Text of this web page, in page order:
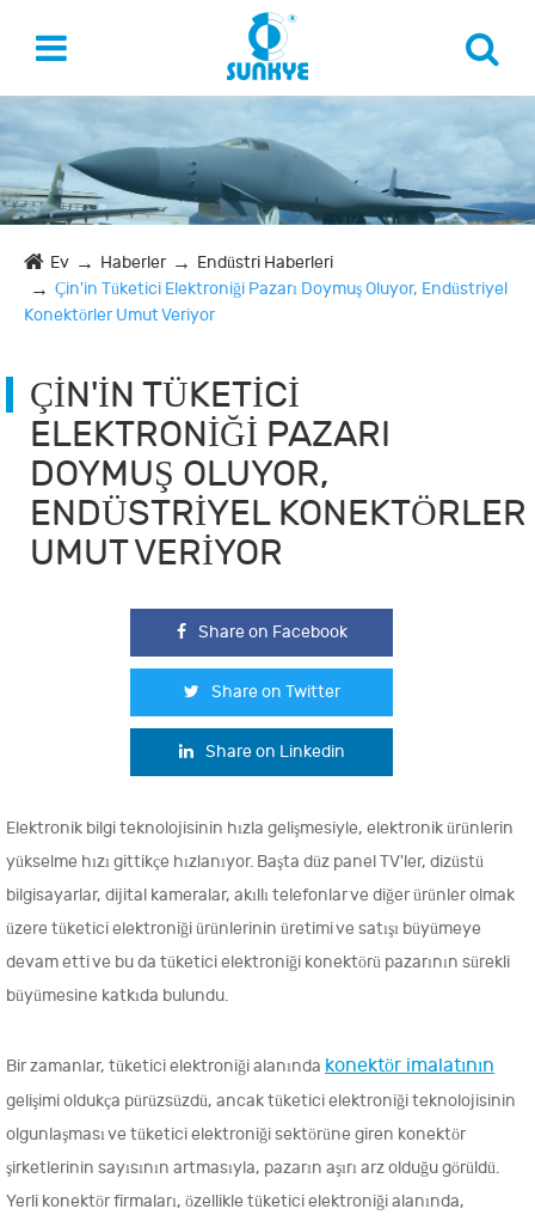
Ev Haberler
Endüstri Haberleri
Çin'in Tüketici Elektroniği Pazarı Doymuş Oluyor, Endüstriyel
Konektörler Umut Veriyor
ÇIN'IN TÜKETICI
ELEKTRONIĞI PAZARI
DOYMUŞ OLUYOR,
ENDÜSTRIYEL KONEKTÖRLER
UMUT VERIYOR
Share on Facebook
Share on Twitter
Share on Linkedin
Elektronik bilgi teknolojisinin hızla gelişmesiyle, elektronik ürünlerin
yükselme hızı gittikçe hızlanıyor. Başta düz panel TV'ler, dizüstü
bilgisayarlar, dijital kameralar, akıllı telefonlar ve diğer ürünler olmak
üzere tüketici elektroniği ürünlerinin üretimi ve satışı büyümeye
devam etti ve bu da tüketici elektroniği konektörü pazarının sürekli
büyümesine katkıda bulundu.
Bir zamanlar, tüketici elektroniği alanında konektör imalatının
gelişimi oldukça pürüzsüzdü, ancak tüketici elektroniği teknolojisinin
olgunlaşması ve tüketici elektroniği sektörüne giren konektör
şirketlerinin sayısının artmasıyla, pazarın aşırı arz olduğu görüldü.
Yerli konektör firmaları, özellikle tüketici elektroniği alanında,